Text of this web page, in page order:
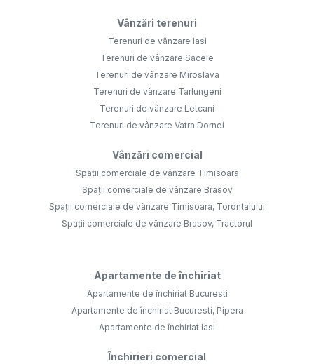
Vânzări terenuri
Terenuri de vânzare Iasi
Terenuri de vânzare Sacele
Terenuri de vânzare Miroslava
Terenuri de vânzare Tarlungeni
Terenuri de vânzare Letcani
Terenuri de vânzare Vatra Dornei
Vânzări comercial
Spații comerciale de vânzare Timisoara
Spații comerciale de vânzare Brasov
Spații comerciale de vânzare Timisoara, Torontalului
Spații comerciale de vânzare Brasov, Tractorul
Apartamente de închiriat
Apartamente de închiriat Bucuresti
Apartamente de închiriat Bucuresti, Pipera
Apartamente de închiriat Iasi
Închirieri comercial